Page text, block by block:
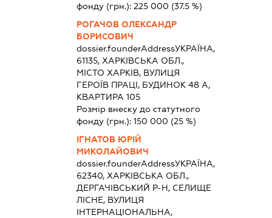
фонду (грн.): 225 000 (37.5 %)
РОГАЧОВ ОЛЕКСАНДР
БОРИСОВИЧ
dossier.founderAddressУКРАЇНА,
61135, ХАРКІВСЬКА ОБЛ.,
МІСТО ХАРКІВ, ВУЛИЦЯ
ГЕРОЇВ ПРАЦІ, БУДИНОК 48 А,
КВАРТИРА 105
Розмір внеску до статутного
фонду (грн.): 150 000 (25 %)
ІГНАТОВ ЮРІЙ
МИКОЛАЙОВИЧ
dossier.founderAddressУКРАЇНА,
62340, ХАРКІВСЬКА ОБЛ.,
ДЕРГАЧІВСЬКИЙ Р-Н, СЕЛИЩЕ
ЛІСНЕ, ВУЛИЦЯ
ІНТЕРНАЦІОНАЛЬНА,